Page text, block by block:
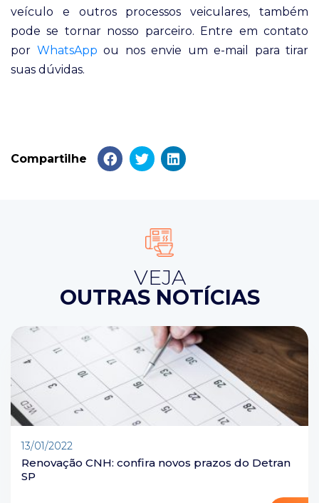
veículo e outros processos veiculares, também
pode se tornar nosso parceiro. Entre em contato
por WhatsApp ou nos envie um e-mail para tirar
suas dúvidas.
Compartilhe
VEJA
OUTRAS NOTÍCIAS
13/01/2022
Renovação CNH: confira novos prazos do Detran
SP